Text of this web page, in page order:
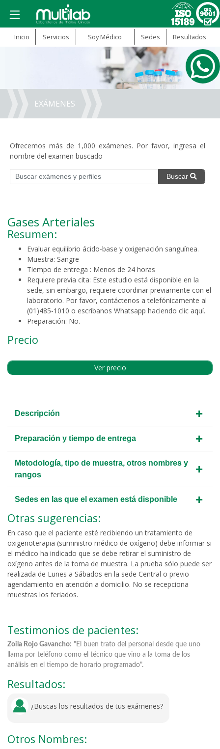
Inicio Servicios Soy Médico Sedes Resultados
EXÁMENES
Ofrecemos más de 1,000 exámenes. Por favor, ingresa el
nombre del examen buscado
Buscar
Gases Arteriales
Resumen:
Evaluar equilibrio ácido-base y oxigenación sanguínea.
Muestra: Sangre
Tiempo de entrega : Menos de 24 horas
Requiere previa cita: Este estudio está disponible en la
sede, sin embargo, requiere coordinar previamente con el
laboratorio. Por favor, contáctenos a telefónicamente al
(01)485-1010 o escríbanos Whatsapp haciendo clic aquí.
Preparación: No.
Precio
Ver precio
Descripción +
Preparación y tiempo de entrega +
Metodología, tipo de muestra, otros nombres y
rangos
+
Sedes en las que el examen está disponible +
Otras sugerencias:
En caso que el paciente esté recibiendo un tratamiento de
oxigenoterapia (suministro médico de oxígeno) debe informar si
el médico ha indicado que se debe retirar el suministro de
oxígeno antes de la toma de muestra. La prueba sólo puede ser
realizada de Lunes a Sábados en la sede Central o previo
agendamiento en atención a domicilio. No se recepciona
muestras los feriados.
Testimonios de pacientes:
Zoila Rojo Gavancho: "El buen trato del personal desde que uno
llama por teléfono como el técnico que vino a la toma de los
análisis en el tiempo de horario programado".
Resultados:
¿Buscas los resultados de tus exámenes?
Otros Nombres: